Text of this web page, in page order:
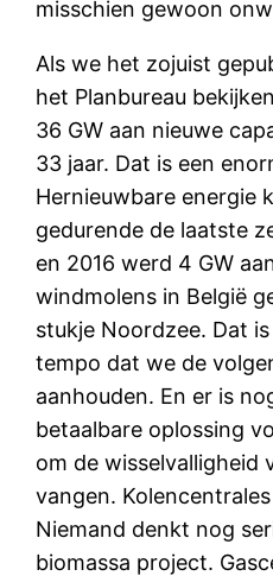
misschien gewoon
Als we het zojuist
het Planbureau
36 GW aan nieuwe
33 jaar. Dat is een
Hernieuwbare energie
gedurende de laatste
en 2016 werd 4 GW
windmolens in België
stukje Noordzee. Dat
tempo dat we de
aanhouden. En er is
betaalbare oplossing
om de wisselvalligheid
vangen.
Niemand denkt nog
biomassa project.